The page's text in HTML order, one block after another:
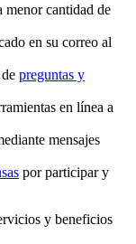
menor cantidad de
en su correo al
preguntas y
en línea a
mensajes
por participar y
y beneficios